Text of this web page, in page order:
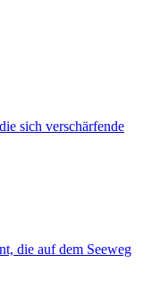
sich verschärfende
die auf dem Seeweg